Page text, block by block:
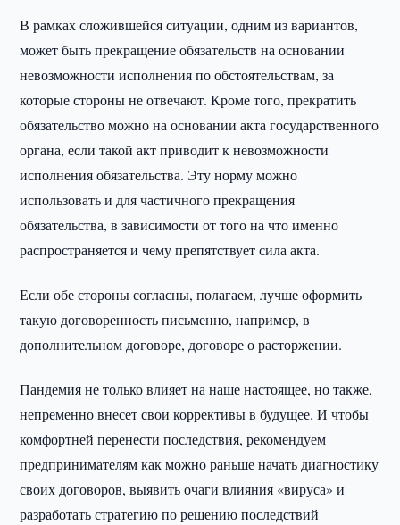
В рамках сложившейся ситуации, одним из вариантов,
может быть прекращение обязательств на основании
невозможности исполнения по обстоятельствам, за
которые стороны не отвечают. Кроме того, прекратить
обязательство можно на основании акта государственного
органа, если такой акт приводит к невозможности
исполнения обязательства. Эту норму можно
использовать и для частичного прекращения
обязательства, в зависимости от того на что именно
распространяется и чему препятствует сила акта.
Если обе стороны согласны, полагаем, лучше оформить
такую договоренность письменно, например, в
дополнительном договоре, договоре о расторжении.
Пандемия не только влияет на наше настоящее, но также,
непременно внесет свои коррективы в будущее. И чтобы
комфортней перенести последствия, рекомендуем
предпринимателям как можно раньше начать диагностику
своих договоров, выявить очаги влияния «вируса» и
разработать стратегию по решению последствий